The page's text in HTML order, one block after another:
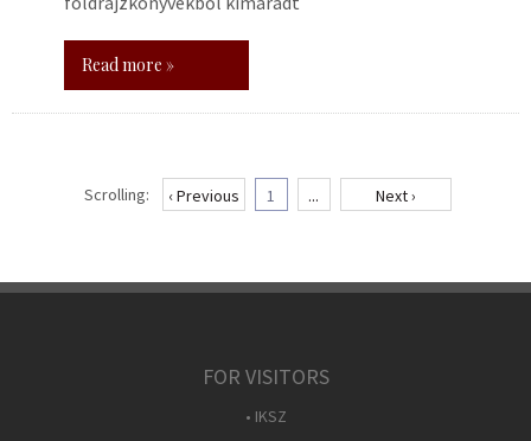
Read more »
Scrolling: ‹ Previous 1 ... Next ›
FOR VISITORS
• IKSZ